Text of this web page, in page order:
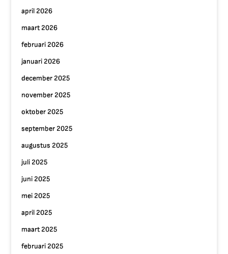
april 2026
maart 2026
februari 2026
januari 2026
december 2025
november 2025
oktober 2025
september 2025
augustus 2025
juli 2025
juni 2025
mei 2025
april 2025
maart 2025
februari 2025